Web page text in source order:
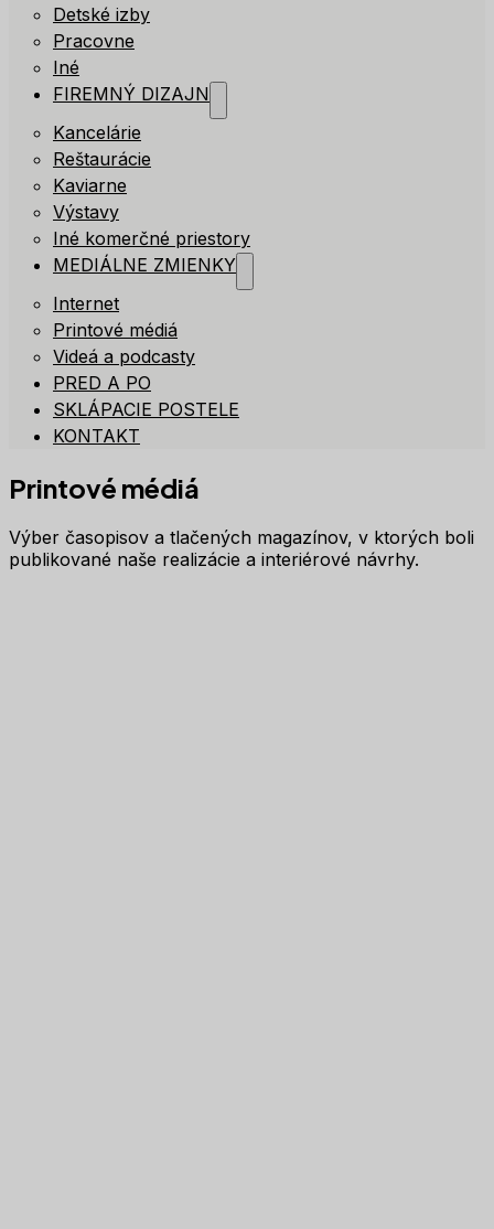
Detské izby
Pracovne
Iné
FIREMNÝ DIZAJN
Kancelárie
Reštaurácie
Kaviarne
Výstavy
Iné komerčné priestory
MEDIÁLNE ZMIENKY
Internet
Printové médiá
Videá a podcasty
PRED A PO
SKLÁPACIE POSTELE
KONTAKT
Printové médiá
Výber časopisov a tlačených magazínov, v ktorých boli
publikované naše realizácie a interiérové návrhy.